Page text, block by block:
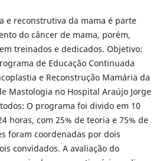
e reconstrutiva da mama é parte
do câncer de mama, porém,
treinados e dedicados. Objetivo:
de Educação Continuada
e Reconstrução Mamária da
Mastologia no Hospital Araújo Jorge
O programa foi divido em 10
horas, com 25% de teoria e 75% de
foram coordenadas por dois
convidados. A avaliação do